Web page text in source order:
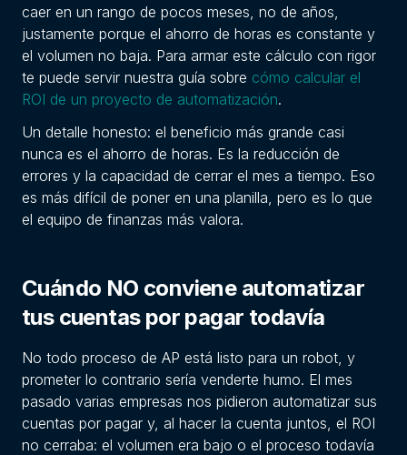
caer en un rango de pocos meses, no de años,
justamente porque el ahorro de horas es constante y
el volumen no baja. Para armar este cálculo con rigor
te puede servir nuestra guía sobre cómo calcular el
ROI de un proyecto de automatización.
Un detalle honesto: el beneficio más grande casi
nunca es el ahorro de horas. Es la reducción de
errores y la capacidad de cerrar el mes a tiempo. Eso
es más difícil de poner en una planilla, pero es lo que
el equipo de finanzas más valora.
Cuándo NO conviene automatizar
tus cuentas por pagar todavía
No todo proceso de AP está listo para un robot, y
prometer lo contrario sería venderte humo. El mes
pasado varias empresas nos pidieron automatizar sus
cuentas por pagar y, al hacer la cuenta juntos, el ROI
no cerraba: el volumen era bajo o el proceso todavía